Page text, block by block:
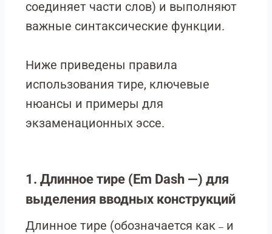
соединяет части слов) и выполняют
важные синтаксические функции.
Ниже приведены правила
использования тире, ключевые
нюансы и примеры для
экзаменационных эссе.
1. Длинное тире (Em Dash —) для
выделения вводных конструкций
Длинное тире (обозначается как — и